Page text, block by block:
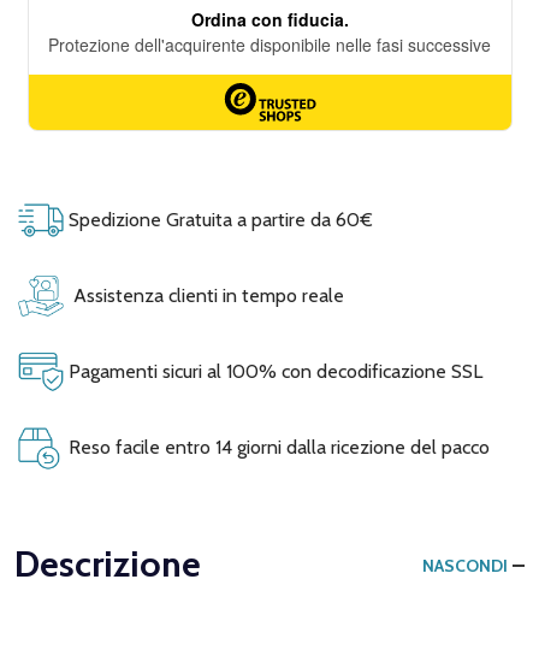
Spedizione Gratuita a partire da 60€
Assistenza clienti in tempo reale
Pagamenti sicuri al 100% con decodificazione SSL
Reso facile entro 14 giorni dalla ricezione del pacco
Descrizione NASCONDI